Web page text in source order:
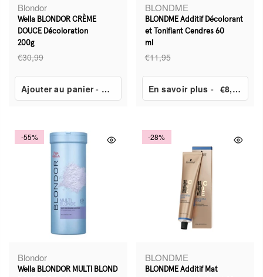
Blondor
Wella BLONDOR CRÈME
DOUCE Décoloration
200g
€30,99
Ajouter au panier- €13,39
BLONDME
BLONDME Additif Décolorant
et Tonifiant Cendres 60
ml
€11,95
En savoir plus - €8,69
-55%
Blondor
Wella BLONDOR MULTI BLOND
-28%
BLONDME
BLONDME Additif Mat